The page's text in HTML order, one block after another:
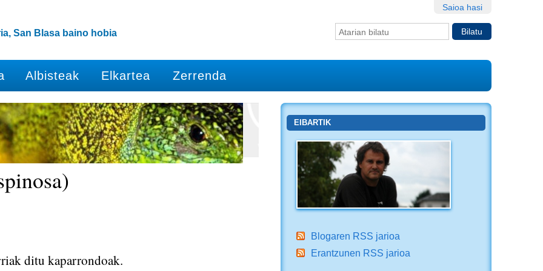
Saioa hasi
Bilatu atarian
San Blasa baino hobia
Albisteak Elkartea Zerrenda
ditu kaparrondoak.
EIBARTIK
Blogaren RSS jarioa
Erantzunen RSS jarioa